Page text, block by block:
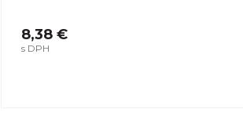
8,38 €
s DPH